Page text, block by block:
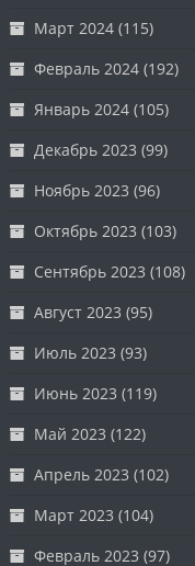
Март 2024 (115)
Февраль 2024 (192)
Январь 2024 (105)
Декабрь 2023 (99)
Ноябрь 2023 (96)
Октябрь 2023 (103)
Сентябрь 2023 (108)
Август 2023 (95)
Июль 2023 (93)
Июнь 2023 (119)
Май 2023 (122)
Апрель 2023 (102)
Март 2023 (104)
Февраль 2023 (97)